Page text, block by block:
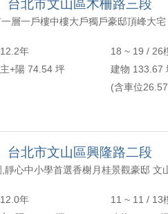
北市文山區木柵路三段
12.2年
18 ~ 19 / 26
主+陽 74.54 坪
建物 133.67
(含車位
北市文山區興隆路二段
12.0年
11 ~ 11 / 13